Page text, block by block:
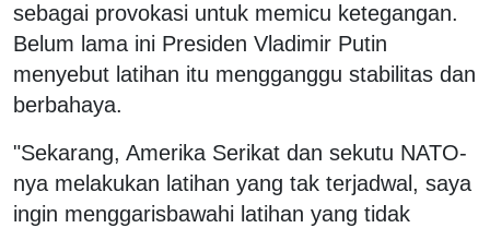
sebagai provokasi untuk memicu ketegangan.
Belum lama ini Presiden Vladimir Putin
menyebut latihan itu mengganggu stabilitas dan
berbahaya.
"Sekarang, Amerika Serikat dan sekutu NATO-
nya melakukan latihan yang tak terjadwal, saya
ingin menggarisbawahi latihan yang tidak